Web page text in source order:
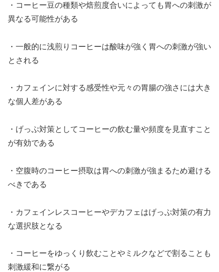
・コーヒー豆の種類や焙煎度合いによっても胃への刺激が
異なる可能性がある
・一般的に浅煎りコーヒーは酸味が強く胃への刺激が強い
とされる
・カフェインに対する感受性や元々の胃腸の強さには大き
な個人差がある
・げっぷ対策としてコーヒーの飲む量や頻度を見直すこと
が有効である
・空腹時のコーヒー摂取は胃への刺激が強まるため避ける
べきである
・カフェインレスコーヒーやデカフェはげっぷ対策の有力
な選択肢となる
・コーヒーをゆっくり飲むことやミルクなどで割ることも
刺激緩和に繋がる